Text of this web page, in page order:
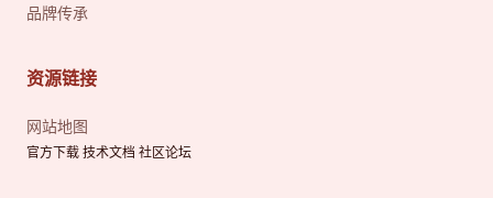
品牌传承
资源链接
网站地图
官方下载 技术文档 社区论坛